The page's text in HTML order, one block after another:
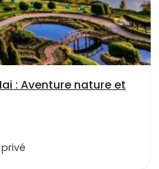
: Aventure nature et